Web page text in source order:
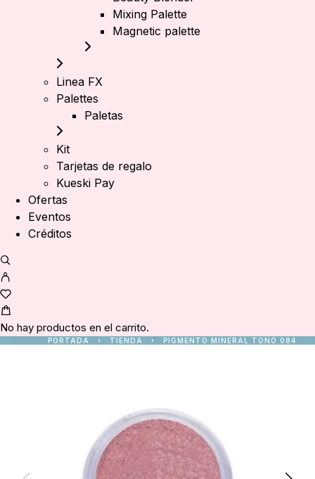
Mixing Palette
Magnetic palette
Linea FX
Palettes
Paletas
Kit
Tarjetas de regalo
Kueski Pay
Ofertas
Eventos
Créditos
No hay productos en el carrito.
PORTADA TIENDA PIGMENTO MINERAL TONO 084